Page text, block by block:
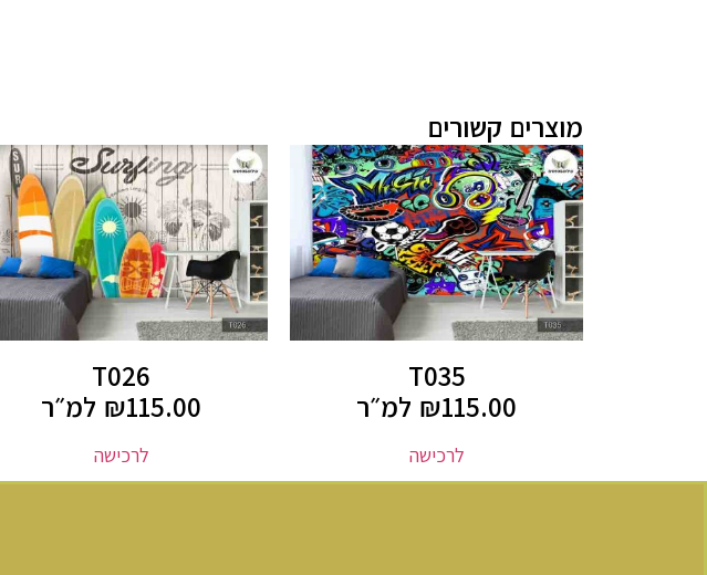
מוצרים קשורים
T035
₪115.00 למ״ר
לרכישה
T026
₪115.00 למ״ר
לרכישה